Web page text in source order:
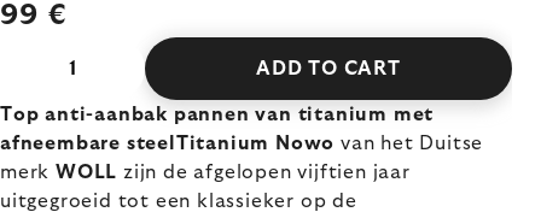
99 €
ADD TO CART
Top anti-aanbak pannen van titanium met
afneembare steelTitanium Nowovan het Duitse
merk WOLL zijn de afgelopen vijftien jaar
uitgegroeid tot een klassieker op de